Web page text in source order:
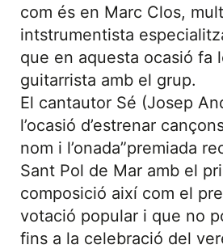
com és en Marc Clos,
intstrumentista
que en aquesta ocasió fa
guitarrista amb el grup.
El cantautor Sé (Josep
l’ocasió d’estrenar
nom i l’onada”premiada
Sant Pol de Mar amb el
composició així com el
votació popular i que no
fins a la celebració del